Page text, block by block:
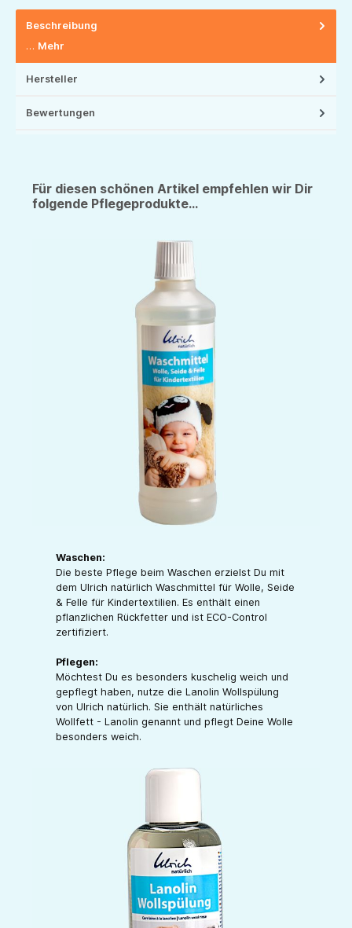
Beschreibung
… Mehr
Hersteller
Bewertungen
Für diesen schönen Artikel empfehlen wir Dir
folgende Pflegeprodukte...
Waschen:
Die beste Pflege beim Waschen erzielst Du mit
dem Ulrich natürlich Waschmittel für Wolle, Seide
& Felle für Kindertextilien. Es enthält einen
pflanzlichen Rückfetter und ist ECO-Control
zertifiziert.
Pflegen:
Möchtest Du es besonders kuschelig weich und
gepflegt haben, nutze die Lanolin Wollspülung
von Ulrich natürlich. Sie enthält natürliches
Wollfett - Lanolin genannt und pflegt Deine Wolle
besonders weich.